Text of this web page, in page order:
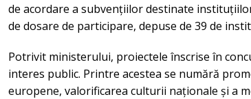
de acordare a subvențiilor destinate
de dosare de participare, depuse de 39 de
Potrivit ministerului, proiectele înscrise în
interes public. Printre acestea se numără
europene, valorificarea culturii naționale și a